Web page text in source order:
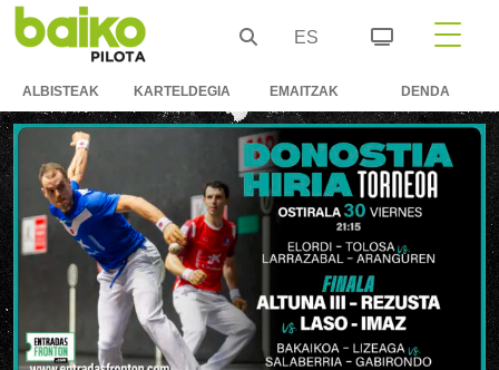
ES
ALBISTEAK KARTELDEGIA EMAITZAK DENDA